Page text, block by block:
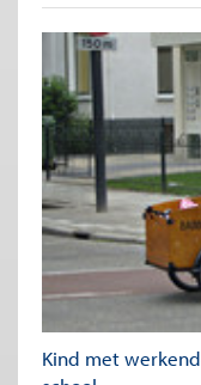
Kind met